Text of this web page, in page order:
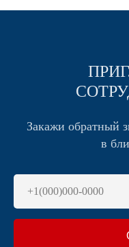
Закажи обратный
в